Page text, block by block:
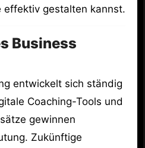
gestalten kannst.
Business
entwickelt sich ständig
Coaching-Tools und
gewinnen
Zukünftige